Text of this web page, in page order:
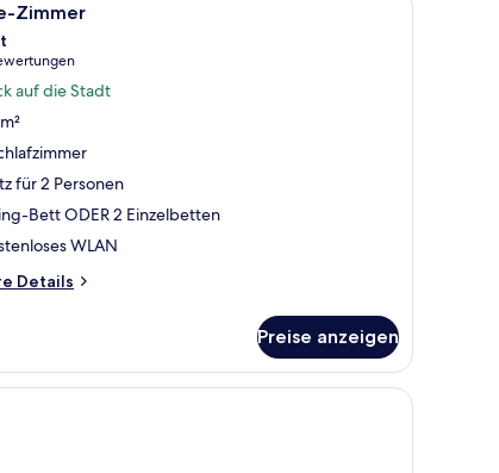
Zimmer
10
auf die Stadt
für 2 Personen
Bett ODER 2 Einzelbetten
WLAN
Details
Preise anzeigen